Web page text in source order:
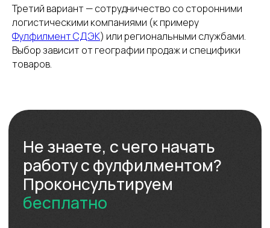
Третий вариант — сотрудничество со сторонними
логистическими компаниями (к примеру
Фулфилмент СДЭК) или региональными службами.
Выбор зависит от географии продаж и специфики
товаров.